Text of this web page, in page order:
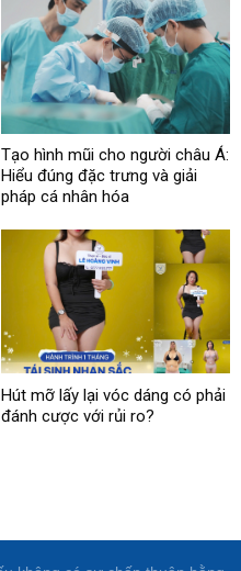
Tạo hình mũi cho người châu Á:
Hiểu đúng đặc trưng và giải
pháp cá nhân hóa
Hút mỡ lấy lại vóc dáng có phải
đánh cược với rủi ro?